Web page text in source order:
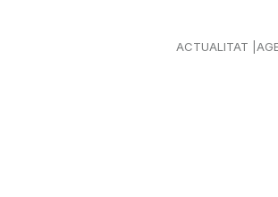
ACTUALITAT